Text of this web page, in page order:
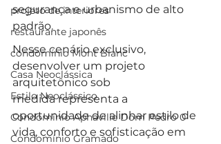
projeto de interiores
restaurante japonês
condomínio Mont Blanc
Casa Neoclássica
Estilo Neoclássico
Condomínio Aphaville Dom Pedro 0
Condomínio Gramado
segurança e urbanismo de alto
padrão.
Nesse cenário exclusivo,
desenvolver um projeto
arquitetônico sob
medida representa a
oportunidade de alinhar estilo de
vida, conforto e sofisticação em